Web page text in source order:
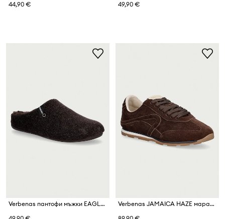
44,90 €
49,90 €
Verbenas пантофи мъжки EAGLE PICOS PET TONE
Verbenas JAMAICA HAZE маратонки дамски от велур